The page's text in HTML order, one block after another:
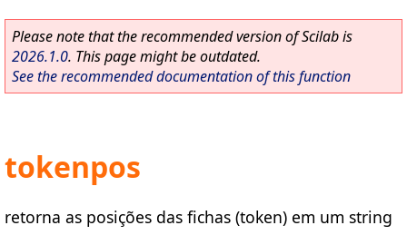
Please note that the recommended version of Scilab is
2026.1.0. This page might be outdated.
See the recommended documentation of this function
tokenpos
retorna as posições das fichas (token) em um string